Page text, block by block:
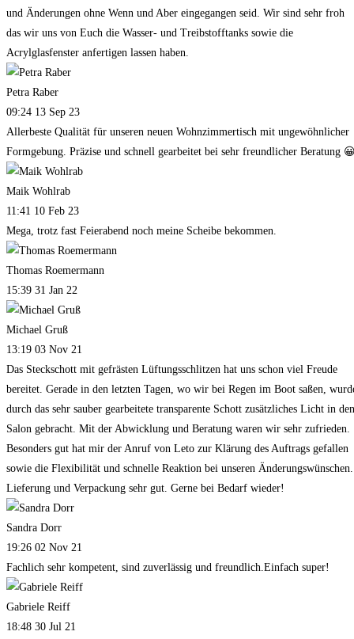
und Änderungen ohne Wenn und Aber eingegangen seid. Wir sind sehr froh
das wir uns von Euch die Wasser- und Treibstofftanks sowie die
Acrylglasfenster anfertigen lassen haben.
Petra Raber
09:24 13 Sep 23
Allerbeste Qualität für unseren neuen Wohnzimmertisch mit ungewöhnlicher
Formgebung. Präzise und schnell gearbeitet bei sehr freundlicher Beratung
Maik Wohlrab
11:41 10 Feb 23
Mega, trotz fast Feierabend noch meine Scheibe bekommen.
Thomas Roemermann
15:39 31 Jan 22
Michael Gruß
13:19 03 Nov 21
Das Steckschott mit gefrästen Lüftungsschlitzen hat uns schon viel Freude
bereitet. Gerade in den letzten Tagen, wo wir bei Regen im Boot saßen,
durch das sehr sauber gearbeitete transparente Schott zusätzliches Licht in den
Salon gebracht. Mit der Abwicklung und Beratung waren wir sehr zufrieden.
Besonders gut hat mir der Anruf von Leto zur Klärung des Auftrags gefallen
sowie die Flexibilität und schnelle Reaktion bei unseren Änderungswünschen.
Lieferung und Verpackung sehr gut. Gerne bei Bedarf wieder!
Sandra Dorr
19:26 02 Nov 21
Fachlich sehr kompetent, sind zuverlässig und freundlich.Einfach super!
Gabriele Reiff
18:48 30 Jul 21